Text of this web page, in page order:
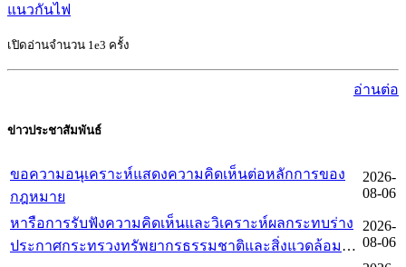
แนวกันไฟ
เปิดอ่านจำนวน 1e3 ครั้ง
อ่านต่อ
ข่าวประชาสัมพันธ์
ขอความอนุเคราะห์แสดงความคิดเห็นต่อหลักการของ
กฎหมาย
2026-
08-06
หารือการรับฟังความคิดเห็นและวิเคราะห์ผลกระทบร่าง
ประกาศกระทรวงทรัพยากรธรรมชาติและสิ่งแวดล้อม
2026-
08-06